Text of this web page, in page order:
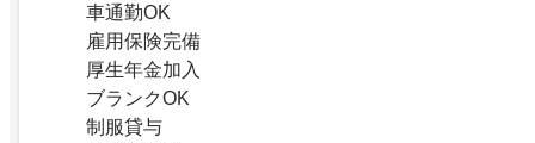
車通勤OK
雇用保険完備
厚生年金加入
ブランクOK
制服貸与